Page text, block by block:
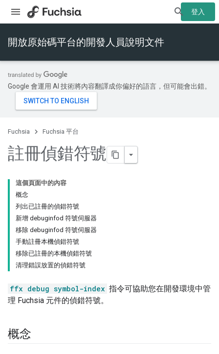
登入
開放原始碼平台的開發人員說明文件
Google 會運用 AI 技術將內容翻譯成你偏好的語言，但可能會出錯。
Fuchsia Fuchsia 平台
註冊偵錯符號
這個頁面中的內容
概念
列出已註冊的偵錯符號
新增 debuginfod 符號伺服器
移除 debuginfod 符號伺服器
手動註冊本機偵錯符號
移除已註冊的本機偵錯符號
清理錯誤放置的偵錯符號
ffx debug symbol-index 指令可協助您在開發環境中管
理 Fuchsia 元件的偵錯符號。
概念